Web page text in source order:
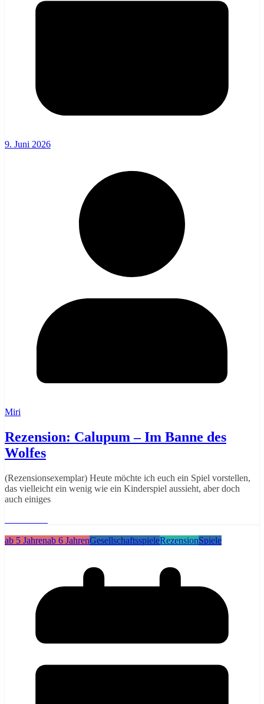
9. Juni 2026
Miri
Rezension: Calupum – Im Banne des
Wolfes
(Rezensionsexemplar) Heute möchte ich euch ein Spiel vorstellen,
das vielleicht ein wenig wie ein Kinderspiel aussieht, aber doch
auch einiges
ab 5 Jahrenab 6 JahrenGesellschaftsspieleRezensionSpiele